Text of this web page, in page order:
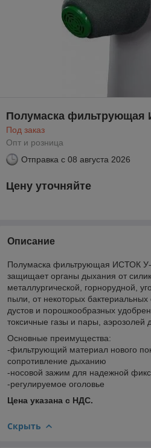
Полумаска фильтрующая
Под заказ
Опт и розница
Отправка с 08 августа 2026
Цену уточняйте
Описание
Полумаска фильтрующая ИСТОК
защищает органы дыхания от
металлургической, горнорудной,
пыли, от некоторых бактериальных
дустов и порошкообразных
токсичные газы и пары, аэрозолей
Основные преимущества:
-фильтрующий материал нового
сопротивление дыханию
-носовой зажим для надежной
-регулируемое оголовье
Цена указана с НДС.
Скрыть